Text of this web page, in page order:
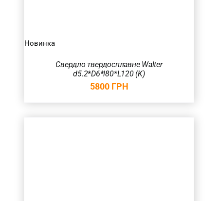
Новинка
Свердло твердосплавне Walter
d5.2*D6*l80*L120 (K)
5800 ГРН